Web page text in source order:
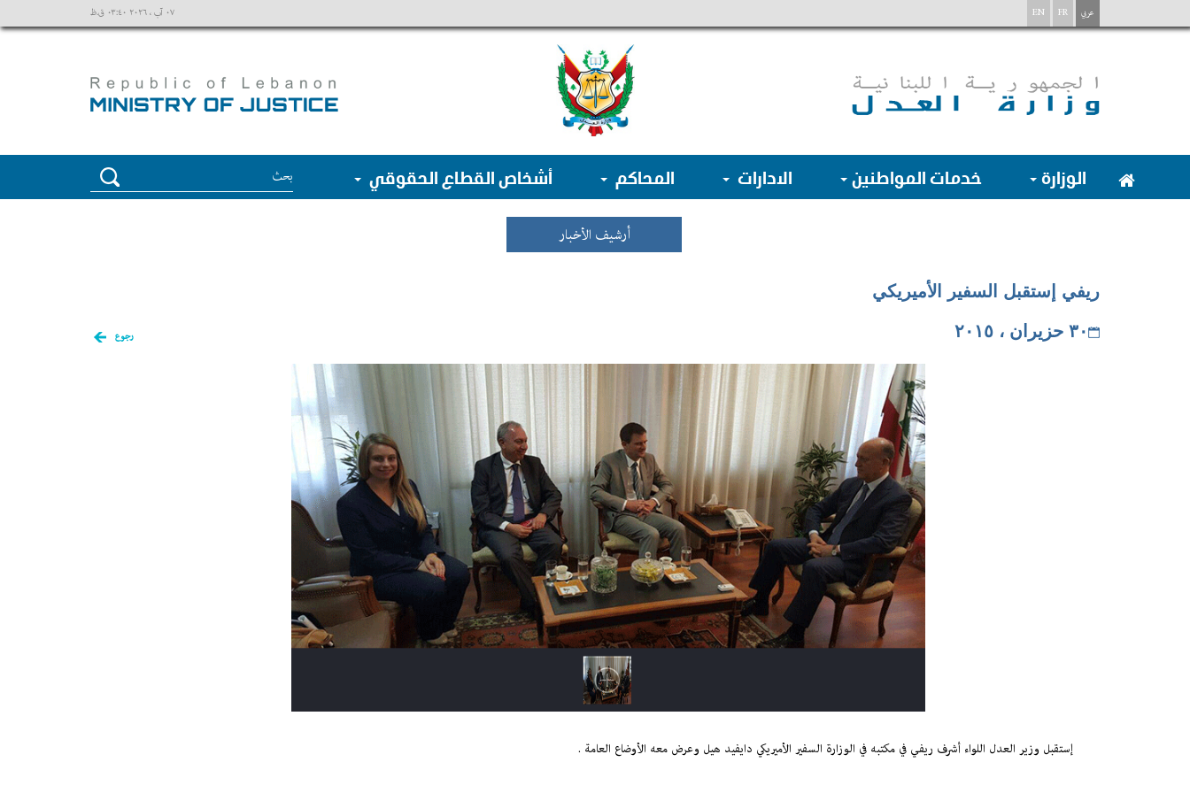
٠٧ آب ، ٢٠٢٦ ٠٣:٤٠ ق.ظ EN FR عربي
الوزارة خدمات المواطنين الادارات المحاكم أشخاص القطاع الحقوقي
أرشيف الأخبار
ريفي إستقبل السفير الأميريكي
رجوع ٣٠ حزيران ، ٢٠١٥
إستقبل وزير العدل اللواء أشرف ريفي في مكتبه في الوزارة السفير الأميريكي دايفيد هيل وعرض معه الأوضاع العامة .